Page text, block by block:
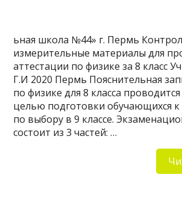
ьная школа №44» г. Пермь
измерительные материалы для
аттестации по физике за 8 класс
Г.И 2020 Пермь Пояснительная
по физике для 8 класса
целью подготовки обучающихся к
по выбору в 9 классе.
состоит из 3 частей: …